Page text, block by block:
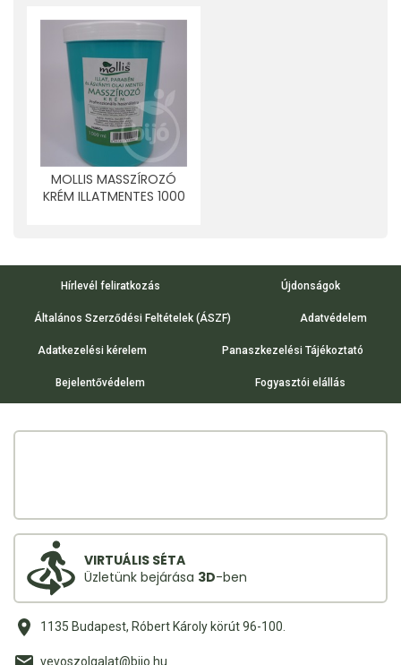
MOLLIS MASSZÍROZÓ
KRÉM ILLATMENTES 1000
Hírlevél feliratkozás Újdonságok
Általános Szerződési Feltételek (ÁSZF) Adatvédelem
Adatkezelési kérelem Panaszkezelési Tájékoztató
Bejelentővédelem Fogyasztói elállás
VIRTUÁLIS SÉTA
Üzletünk bejárása 3D-ben
1135 Budapest, Róbert Károly körút 96-100.
vevoszolgalat@bijo.hu